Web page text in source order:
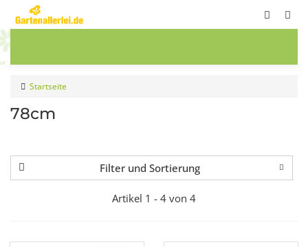
Startseite
78cm
Filter und Sortierung
Artikel 1 - 4 von 4